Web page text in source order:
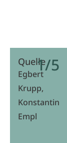
1/5
Quelle
Egbert
Krupp,
Konstantin
Empl